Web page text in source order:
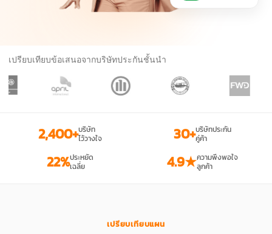
เปรียบเทียบข้อเสนอจากบริษัทประกันชั้นนำ
2,400+บริษัท
ไว้วางใจ
30+บริษัทประกัน
คู่ค้า
22%ประหยัด
เฉลี่ย
4.9★ความพึงพอใจ
ลูกค้า
เปรียบเทียบแผน